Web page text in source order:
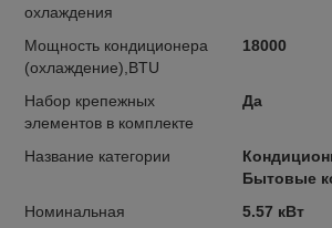
охлаждения
Мощность кондиционера
(охлаждение),BTU
18000
Набор крепежных
элементов в комплекте
Да
Название категории
Бытовые
Номинальная
5.57 кВт